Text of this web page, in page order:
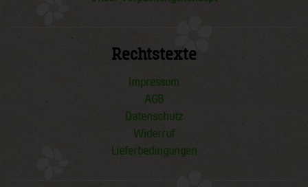
Rechtstexte
Impressum
AGB
Datenschutz
Widerruf
Lieferbedingungen